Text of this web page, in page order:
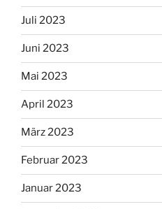
Juli 2023
Juni 2023
Mai 2023
April 2023
März 2023
Februar 2023
Januar 2023